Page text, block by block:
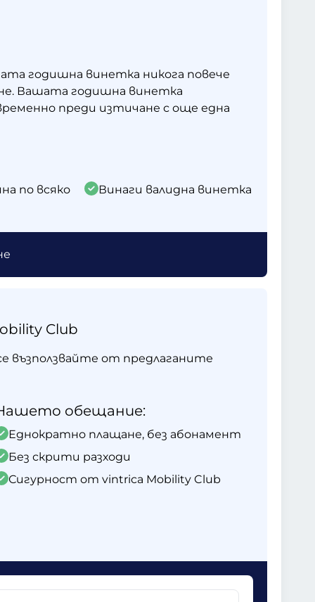
годишна винетка никога повече
Вашата годишна винетка
преди изтичане с още една
по всяко Винаги валидна винетка
Club
възползвайте от предлаганите
обещание:
Еднократно плащане, без абонамент
Без скрити разходи
Сигурност от vintrica Mobility Club